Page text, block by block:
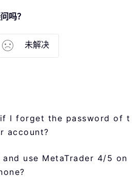
吗？
未解决
I forget the password of t
account?
use MetaTrader 4/5 on